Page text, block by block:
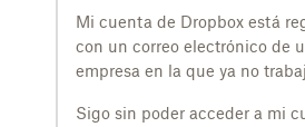
Mi cuenta de Dropbox está
con un correo electrónico de
empresa en la que ya no
Sigo sin poder acceder a mi